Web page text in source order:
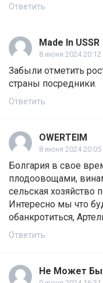
Ответить
Made In USSR
8 июня 2024 20:12
Забыли отметить
страны посредники.
Ответить
OWERTEIM
8 июня 2024 20:05
Болгария в свое
плодоовощами,
сельская хозяйство
Интересно мы что
обанкротиться,
Ответить
Не Может